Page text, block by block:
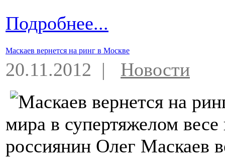
Подробнее...
Маскаев вернется на ринг в Москве
20.11.2012 | Новости
мира в супертяжелом
россиянин Олег Маскаев